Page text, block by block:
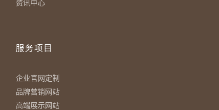
资讯中心
服务项目
企业官网定制
品牌营销网站
高端展示网站